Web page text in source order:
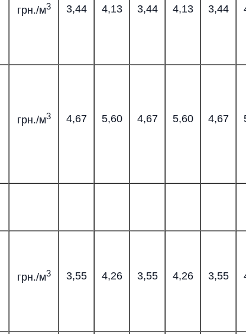
грн./м3 3,44 4,13 3,44 4,13 3,44
грн./м3 4,67 5,60 4,67 5,60 4,67
грн./м3 3,55 4,26 3,55 4,26 3,55